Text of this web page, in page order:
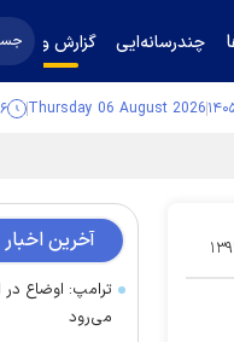
چندرسانه‌ایی گزارش و
Thursday 06 August 2026
۱۲ آخرین اخبار
ترامپ: اوضاع
می‌رود